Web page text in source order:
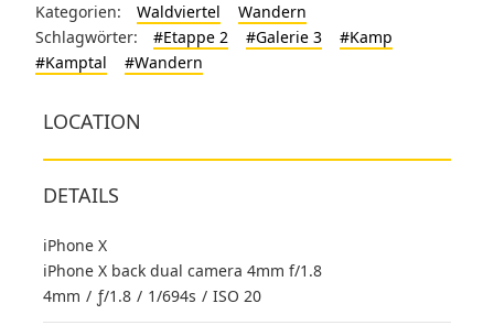
Kategorien:
Waldviertel
Wandern
Schlagwörter:
#Etappe 2 #Galerie 3
#Kamp
#Kamptal
#Wandern
LOCATION
DETAILS
iPhone X
iPhone X back dual camera 4mm f/1.8
4mm / ƒ/1.8 / 1/694s / ISO 20